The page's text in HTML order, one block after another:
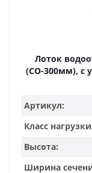
Лоток
(СО-300мм), с
Артикул:
Класс
Высота:
Ширина